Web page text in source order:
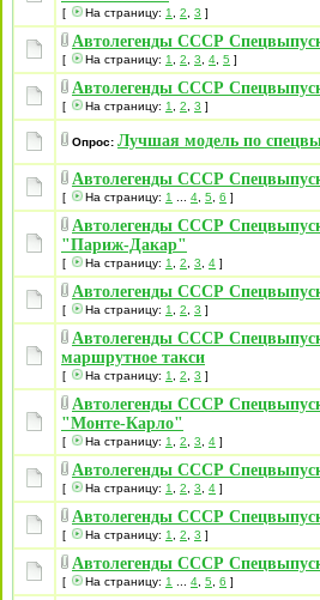
[ На страницу: 1 2 3 ]
Автолегенды СССР
[ На страницу: 1 2 3 4 5 ]
Автолегенды СССР
[ На страницу: 1 2 3 ]
Опрос: Лучшая модель по
Автолегенды СССР
[ На страницу: 1 4 5 6 ]
Автолегенды СССР
"Париж-Дакар"
[ На страницу: 1 2 3 4 ]
Автолегенды СССР
[ На страницу: 1 2 3 ]
Автолегенды СССР
маршрутное такси
[ На страницу: 1 2 3 ]
Автолегенды СССР
"Монте-Карло"
[ На страницу: 1 2 3 4 ]
Автолегенды СССР
[ На страницу: 1 2 3 4 ]
Автолегенды СССР
[ На страницу: 1 2 3 ]
Автолегенды СССР
[ На страницу: 1 4 5 6 ]